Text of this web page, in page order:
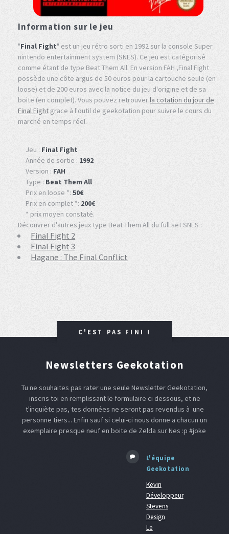
Information sur le jeu
"Final Fight" est un jeu rétro sorti en 1992 sur la console Super
nintendo entertainment system (SNES). Ce jeu est catégorisé
comme étant de type Beat Them All. En version FAH ,Final Fight
possède une côte argus de 50 euros pour la cartouche seule (en
loose) et de 200 euros avec la notice du jeu d'origine et de sa
boite (en complet). Vous pouvez retrouverla cotation du jour de
Final Fight grace à l'outil de geekotation pour suivre le cours du
marché en temps réel.
Jeu : Final Fight
Année de sortie : 1992
Version : FAH
Type : Beat Them All
Prix en loose *: 50€
Prix en complet *: 200€
* prix moyen constaté.
Découvrer d'autres jeux type Beat Them All du full set SNES :
Final Fight 2
Final Fight 3
Hagane : The Final Conflict
C'EST PAS FINI !
Newsletters Geekotation
Tu ne souhaites pas rater une seule Newsletter Geekotation,
inscris toi en remplissant le formulaire ci dessous, et ne
t'inquiète pas, tes données ne seront pas revendus à une
personne tiers... Enfin sauf si celui-ci nous donne a chacun un
exemplaire presque neuf en boite de Zelda sur Nes :p #joke
L'équipe
Geekotation
Kevin
Développeur
Stevens
Design
Le